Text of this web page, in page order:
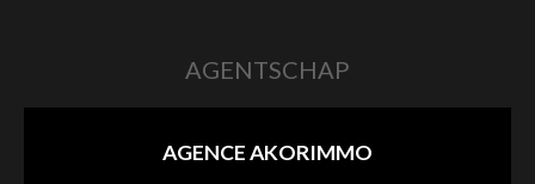
AGENTSCHAP
AGENCE AKORIMMO